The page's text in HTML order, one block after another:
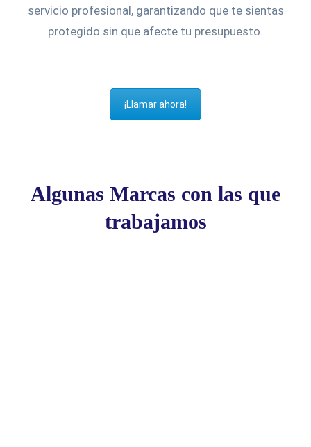
servicio profesional, garantizando que te sientas
protegido sin que afecte tu presupuesto.
¡Llamar ahora!
Algunas Marcas con las que
trabajamos